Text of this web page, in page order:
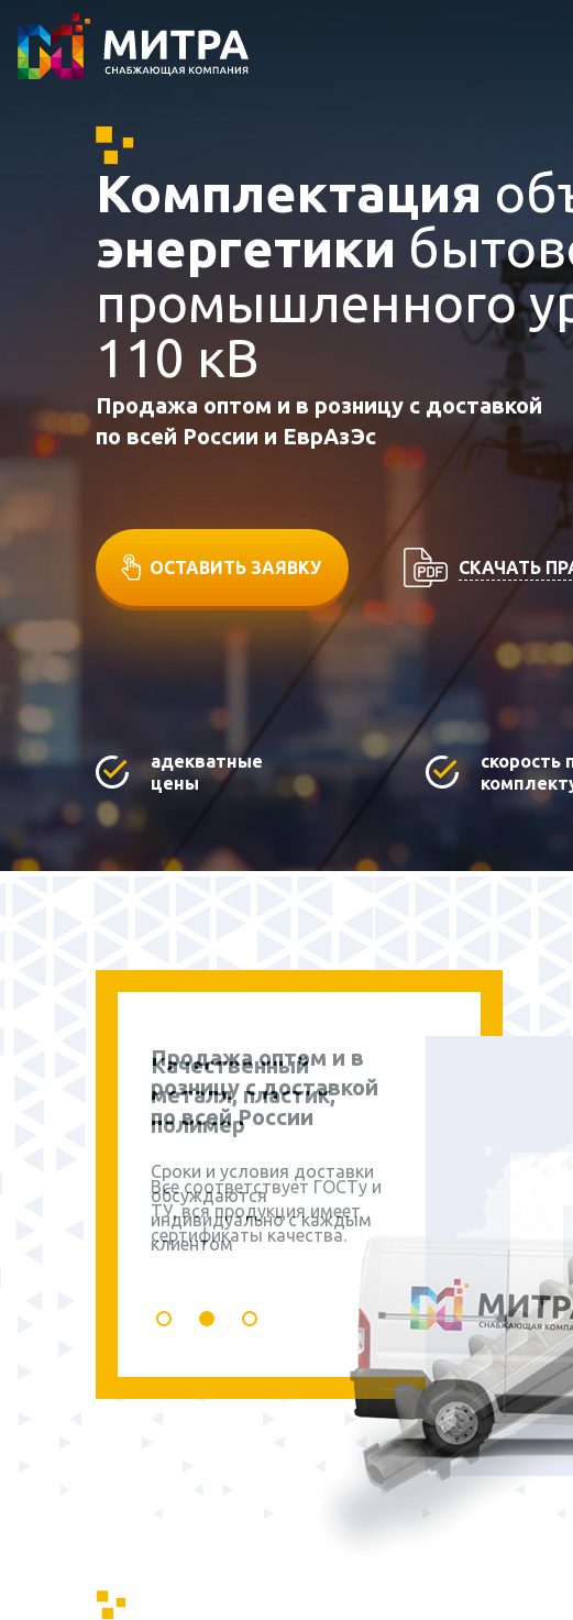
Комплектация
энергетики
промышленного
110 кВ
Продажа оптом и в розницу с доставкой
по всей России и ЕврАзЭс
ОСТАВИТЬ ЗАЯВКУ СКАЧАТЬ
адекватные
цены
скорость
Продажа оптом и в
розницу с доставкой
по всей России
Сроки и условия доставки
обсуждаются
индивидуально с каждым
клиентом